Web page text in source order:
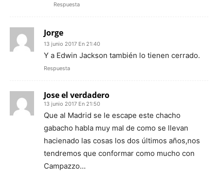
Respuesta
Jorge
13 junio 2017 En 21:40
Y a Edwin Jackson también lo tienen cerrado.
Respuesta
Jose el verdadero
13 junio 2017 En 21:50
Que al Madrid se le escape este chacho
gabacho habla muy mal de como se llevan
hacienado las cosas los dos últimos años,nos
tendremos que conformar como mucho con
Campazzo…